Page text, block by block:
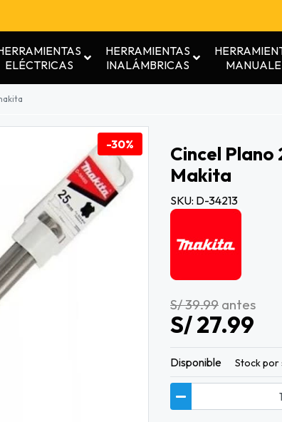
ELÉCTRICAS
HERRAMIENTAS
INALÁMBRICAS
-30%
Cincel
Makita
SKU: D-34213
S/ 39.99 antes
S/ 27.99
Disponible Stock por